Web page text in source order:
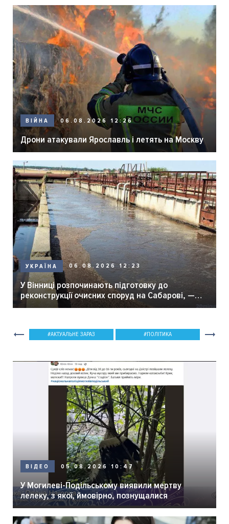
ВІЙНА 06.08.2026 12:26
Дрони атакували Ярославль і летять на Москву
УКРАЇНА 06.08.2026 12:23
У Вінниці розпочинають підготовку до
реконструкції очисних споруд на Сабарові, —
мер Вінниці.
АКТУАЛЬНЕ ЗАРАЗ ПОЛІТИКА
ВІДЕО 05.08.2026 10:47
У Могилеві-Подільському виявили мертву
лелеку, з якої, ймовірно, познущалися